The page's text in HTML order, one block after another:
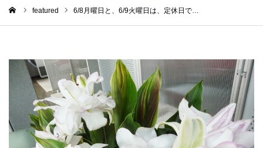
featured 6/8月曜日と、6/9火曜日は、定休日で…